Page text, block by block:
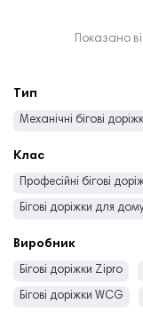
Показано
Тип
Механічні бігові
Клас
Професійні бігові
Бігові доріжки для
Виробник
Бігові доріжки Zipro
Бігові доріжки WCG